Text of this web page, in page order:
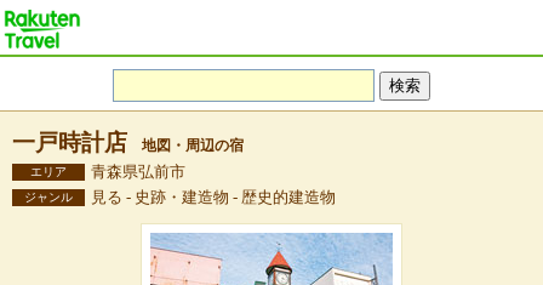
一戸時計店 地図・周辺の宿
エリア 青森県弘前市
ジャンル 見る - 史跡・建造物 - 歴史的建造物